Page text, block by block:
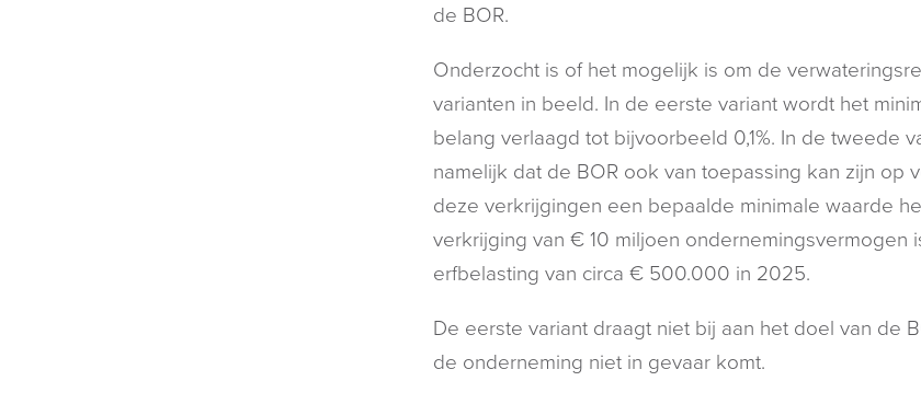
de BOR.
Onderzocht is of het mogelijk is om de
varianten in beeld. In de eerste variant wordt het
belang verlaagd tot bijvoorbeeld 0,1%. In de tweede
namelijk dat de BOR ook van toepassing kan zijn op
deze verkrijgingen een bepaalde minimale waarde
verkrijging van € 10 miljoen ondernemingsvermogen
erfbelasting van circa € 500.000 in 2025.
De eerste variant draagt niet bij aan het doel van de
de onderneming niet in gevaar komt.